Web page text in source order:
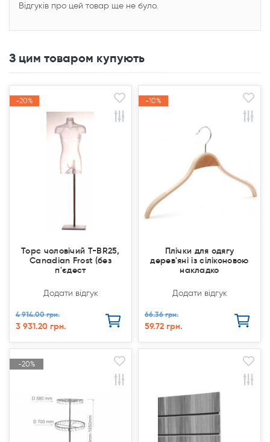
Відгуків про цей товар ще не було.
З цим товаром купують
-20%
-20%
Торс чоловічий T-BR25,
Canadian Frost (без
п'єдест
Додати відгук
4 914.00 грн.
3 931.20 грн.
-10%
-10%
Плічки для одягу
дерев'яні із сіліконовою
накладко
Додати відгук
66.36 грн.
59.72 грн.
-20%
Продано
-20%
Продано